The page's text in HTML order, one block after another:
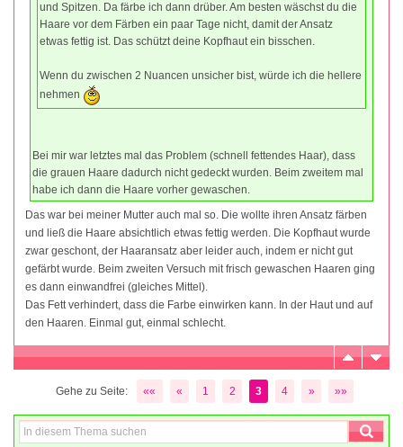
und Spitzen. Da färbe ich dann drüber. Am besten wäschst du die
Haare vor dem Färben ein paar Tage nicht, damit der Ansatz
etwas fettig ist. Das schützt deine Kopfhaut ein bisschen.
Wenn du zwischen 2 Nuancen unsicher bist, würde ich die hellere
nehmen
Bei mir war letztes mal das Problem (schnell fettendes Haar), dass
die grauen Haare dadurch nicht gedeckt wurden. Beim zweitem mal
habe ich dann die Haare vorher gewaschen.
Das war bei meiner Mutter auch mal so. Die wollte ihren Ansatz färben
und ließ die Haare absichtlich etwas fettig werden. Die Kopfhaut wurde
zwar geschont, der Haaransatz aber leider auch, indem er nicht gut
gefärbt wurde. Beim zweiten Versuch mit frisch gewaschen Haaren ging
es dann einwandfrei (gleiches Mittel).
Das Fett verhindert, dass die Farbe einwirken kann. In der Haut und auf
den Haaren. Einmal gut, einmal schlecht.
Gehe zu Seite: «« « 1 2 3 4 » »»